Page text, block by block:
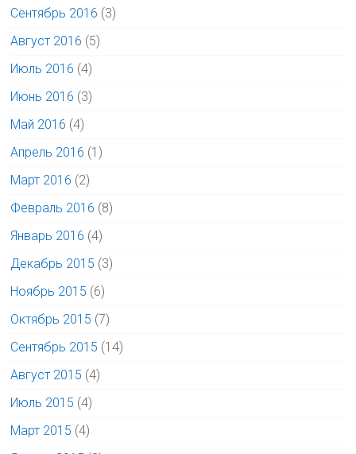
Сентябрь 2016 (3)
Август 2016 (5)
Июль 2016 (4)
Июнь 2016 (3)
Май 2016 (4)
Апрель 2016 (1)
Март 2016 (2)
Февраль 2016 (8)
Январь 2016 (4)
Декабрь 2015 (3)
Ноябрь 2015 (6)
Октябрь 2015 (7)
Сентябрь 2015 (14)
Август 2015 (4)
Июль 2015 (4)
Март 2015 (4)